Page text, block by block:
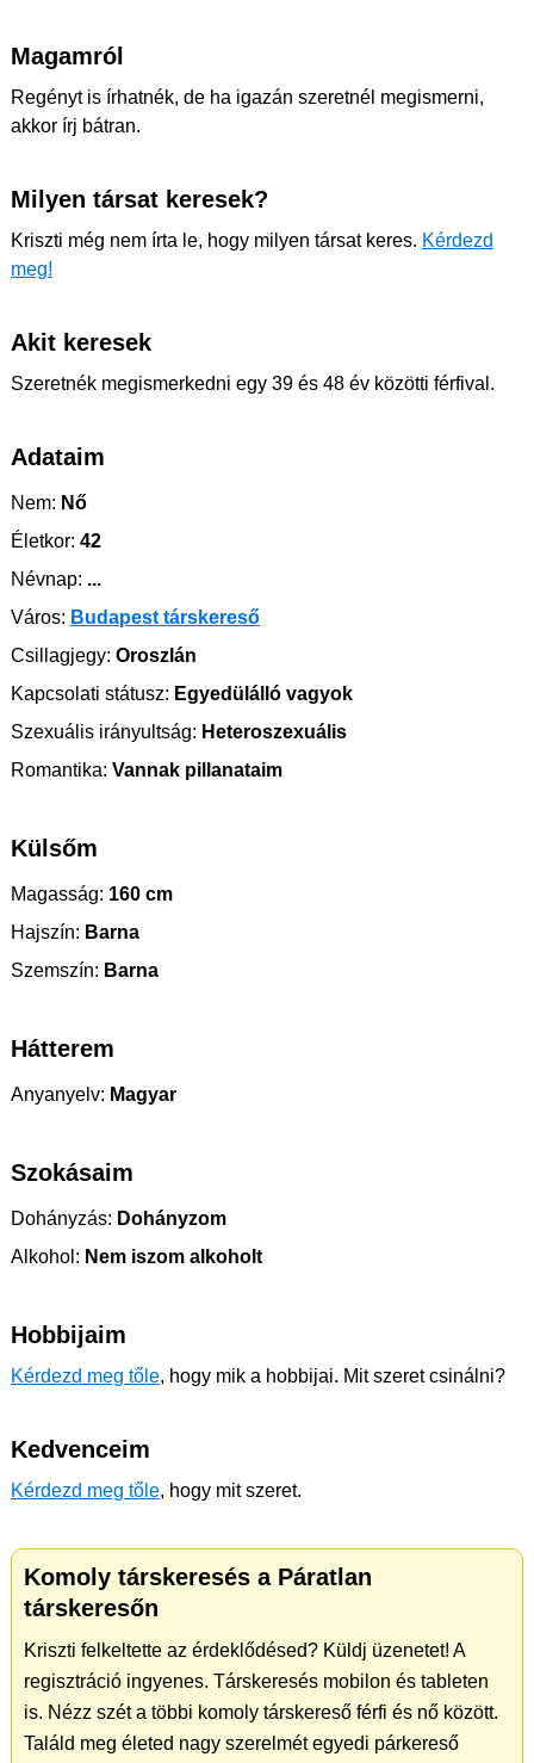
Magamról
Regényt is írhatnék, de ha igazán szeretnél megismerni,
akkor írj bátran.
Milyen társat keresek?
Kriszti még nem írta le, hogy milyen társat keres. Kérdezd
meg!
Akit keresek
Szeretnék megismerkedni egy 39 és 48 év közötti férfival.
Adataim
Nem: Nő
Életkor: 42
Névnap: ...
Város: Budapest társkereső
Csillagjegy: Oroszlán
Kapcsolati státusz: Egyedülálló vagyok
Szexuális irányultság: Heteroszexuális
Romantika: Vannak pillanataim
Külsőm
Magasság: 160 cm
Hajszín: Barna
Szemszín: Barna
Hátterem
Anyanyelv: Magyar
Szokásaim
Dohányzás: Dohányzom
Alkohol: Nem iszom alkoholt
Hobbijaim
Kérdezd meg tőle, hogy mik a hobbijai. Mit szeret csinálni?
Kedvenceim
Kérdezd meg tőle, hogy mit szeret.
Komoly társkeresés a Páratlan
társkeresőn
Kriszti felkeltette az érdeklődésed? Küldj üzenetet! A
regisztráció ingyenes. Társkeresés mobilon és tableten
is. Nézz szét a többi komoly társkereső férfi és nő között.
Találd meg életed nagy szerelmét egyedi párkereső